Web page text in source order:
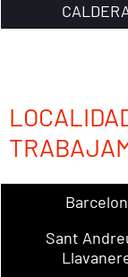
Sant